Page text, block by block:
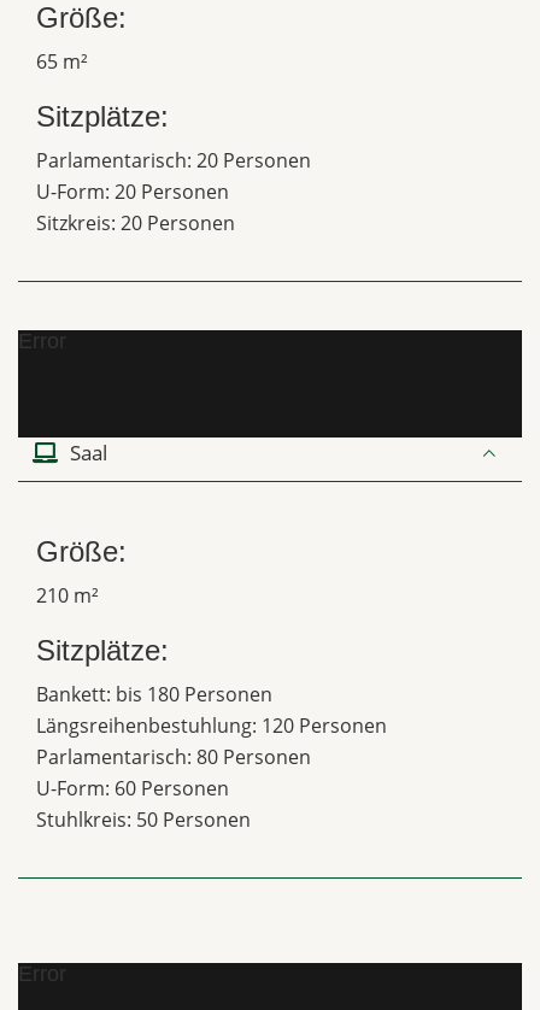
Größe:
65 m²
Sitzplätze:
Parlamentarisch: 20 Personen
U-Form: 20 Personen
Sitzkreis: 20 Personen
Error
Saal
Größe:
210 m²
Sitzplätze:
Bankett: bis 180 Personen
Längsreihenbestuhlung: 120 Personen
Parlamentarisch: 80 Personen
U-Form: 60 Personen
Stuhlkreis: 50 Personen
Error